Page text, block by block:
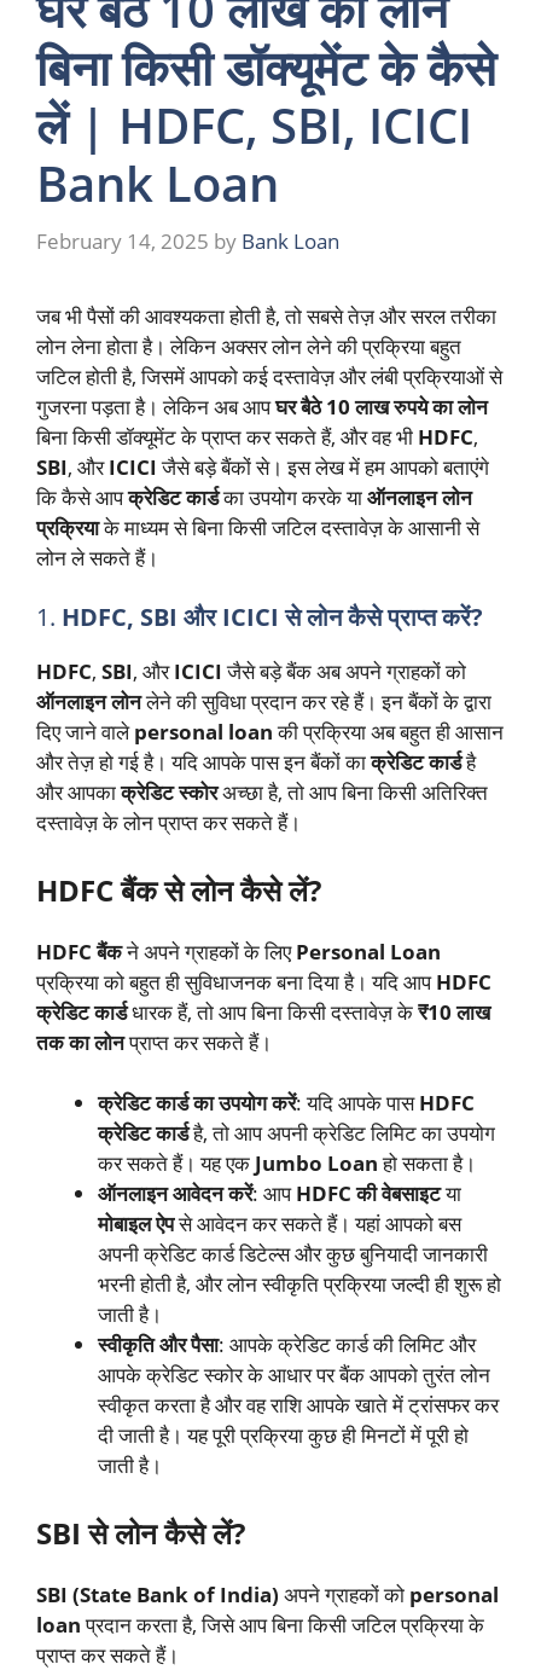
बिना किसी डॉक्यूमेंट के कैसे
लें | HDFC, SBI, ICICI
Bank Loan
February 14, 2025 by Bank Loan
जब भी पैसों की आवश्यकता होती है, तो सबसे तेज़ और सरल तरीका
लोन लेना होता है। लेकिन अक्सर लोन लेने की प्रक्रिया बहुत
जटिल होती है, जिसमें आपको कई दस्तावेज़ और लंबी प्रक्रियाओं से
गुजरना पड़ता है। लेकिन अब आपघर बैठे 10 लाख रुपये का लोन
बिना किसी डॉक्यूमेंट के प्राप्त कर सकते हैं, और वह भी HDFC,
SBI, औरICICI जैसे बड़े बैंकों से। इस लेख में हम आपको बताएंगे
कि कैसे आपक्रेडिट कार्डका उपयोग करके याऑनलाइन लोन
प्रक्रियाके माध्यम से बिना किसी जटिल दस्तावेज़ के आसानी से
लोन ले सकते हैं।
1. HDFC, SBI और ICICI से लोन कैसे प्राप्त करें?
HDFC, SBI, औरICICI जैसे बड़े बैंक अब अपने ग्राहकों को
ऑनलाइन लोनलेने की सुविधा प्रदान कर रहे हैं। इन बैंकों के द्वारा
दिए जाने वालेpersonal loanकी प्रक्रिया अब बहुत ही आसान
और तेज़ हो गई है। यदि आपके पास इन बैंकों काक्रेडिट कार्डहै
और आपकाक्रेडिट स्कोरअच्छा है, तो आप बिना किसी अतिरिक्त
दस्तावेज़ के लोन प्राप्त कर सकते हैं।
HDFC बैंक से लोन कैसे लें?
HDFC बैंकने अपने ग्राहकों के लिएPersonal Loan
प्रक्रिया को बहुत ही सुविधाजनक बना दिया है। यदि आपHDFC
क्रेडिट कार्डधारक हैं, तो आप बिना किसी दस्तावेज़ के₹10 लाख
तक का लोनप्राप्त कर सकते हैं।
क्रेडिट कार्ड का उपयोग करें: यदि आपके पासHDFC
क्रेडिट कार्डहै, तो आप अपनी क्रेडिट लिमिट का उपयोग
कर सकते हैं। यह एक Jumbo Loanहो सकता है।
ऑनलाइन आवेदन करें: आपHDFC की वेबसाइटया
मोबाइल ऐपसे आवेदन कर सकते हैं। यहां आपको बस
अपनी क्रेडिट कार्ड डिटेल्स और कुछ बुनियादी जानकारी
भरनी होती है, और लोन स्वीकृति प्रक्रिया जल्दी ही शुरू हो
जाती है।
स्वीकृति और पैसा: आपके क्रेडिट कार्ड की लिमिट और
आपके क्रेडिट स्कोर के आधार पर बैंक आपको तुरंत लोन
स्वीकृत करता है और वह राशि आपके खाते में ट्रांसफर कर
दी जाती है। यह पूरी प्रक्रिया कुछ ही मिनटों में पूरी हो
जाती है।
SBI से लोन कैसे लें?
SBI (State Bank of India) अपने ग्राहकों को personal
loanप्रदान करता है, जिसे आप बिना किसी जटिल प्रक्रिया के
प्राप्त कर सकते हैं।